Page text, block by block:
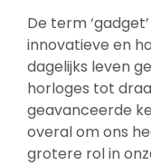
De term
innovatieve en
dagelijks leven
horloges tot
geavanceerde
overal om ons
grotere rol in